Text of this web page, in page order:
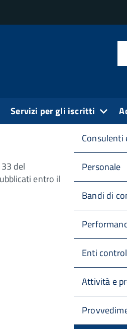
Servizi per gli iscritti
fino al 31 dicembre 2023
del
entro il
Consulenti
Personale
Bandi di
Enti
Attività e